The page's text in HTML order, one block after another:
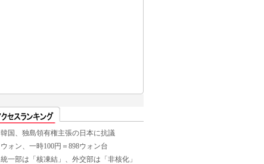
韓国、独島領有権主張の日本に抗議
ウォン、一時100円＝898ウォン台
統一部は「核凍結」、外交部は「非核化」